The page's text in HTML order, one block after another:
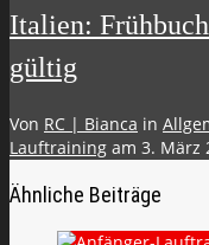
Italien:
gültig
Von RC | Bianca in
Lauftraining am 3. März
Ähnliche Beiträge